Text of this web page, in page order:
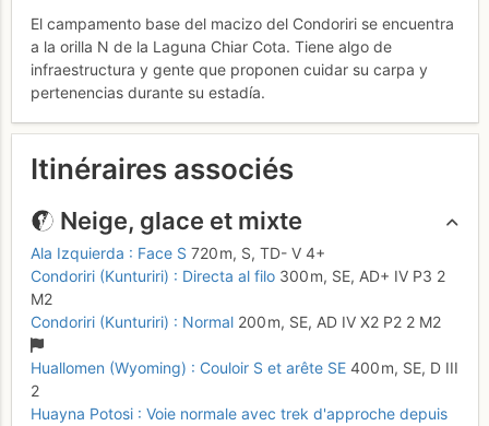
El campamento base del macizo del Condoriri se encuentra
a la orilla N de la Laguna Chiar Cota. Tiene algo de
infraestructura y gente que proponen cuidar su carpa y
pertenencias durante su estadía.
Itinéraires associés
Neige, glace et mixte
Ala Izquierda : Face S 720 m, S, TD- V 4+
Condoriri (Kunturiri) : Directa al filo 300 m, SE, AD+ IV P3 2
M2
Condoriri (Kunturiri) : Normal 200 m, SE, AD IV X2 P2 2 M2
Huallomen (Wyoming) : Couloir S et arête SE 400 m, SE, D III
2
Huayna Potosi : Voie normale avec trek d'approche depuis